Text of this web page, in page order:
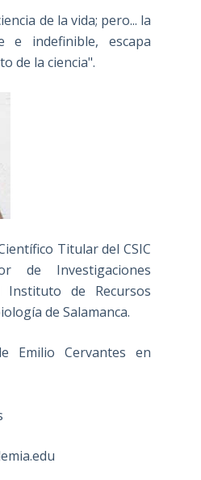
de la vida; pero... la
e indefinible, escapa
de la ciencia".
Titular del CSIC
de Investigaciones
Instituto de Recursos
de Salamanca.